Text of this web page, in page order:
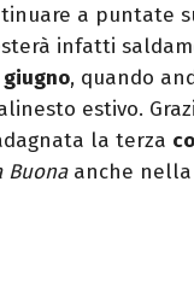
a puntate
infatti
giugno, quando
estivo.
la terza
Buonaanche nella